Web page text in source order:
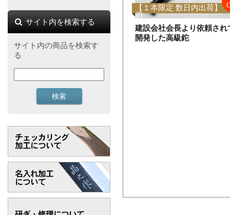
【１本限定 数日内出荷】
刃
建設会社会長より依頼され
開発した高級鉈
サイト内を検索する
サイト内の商品を検索す
る